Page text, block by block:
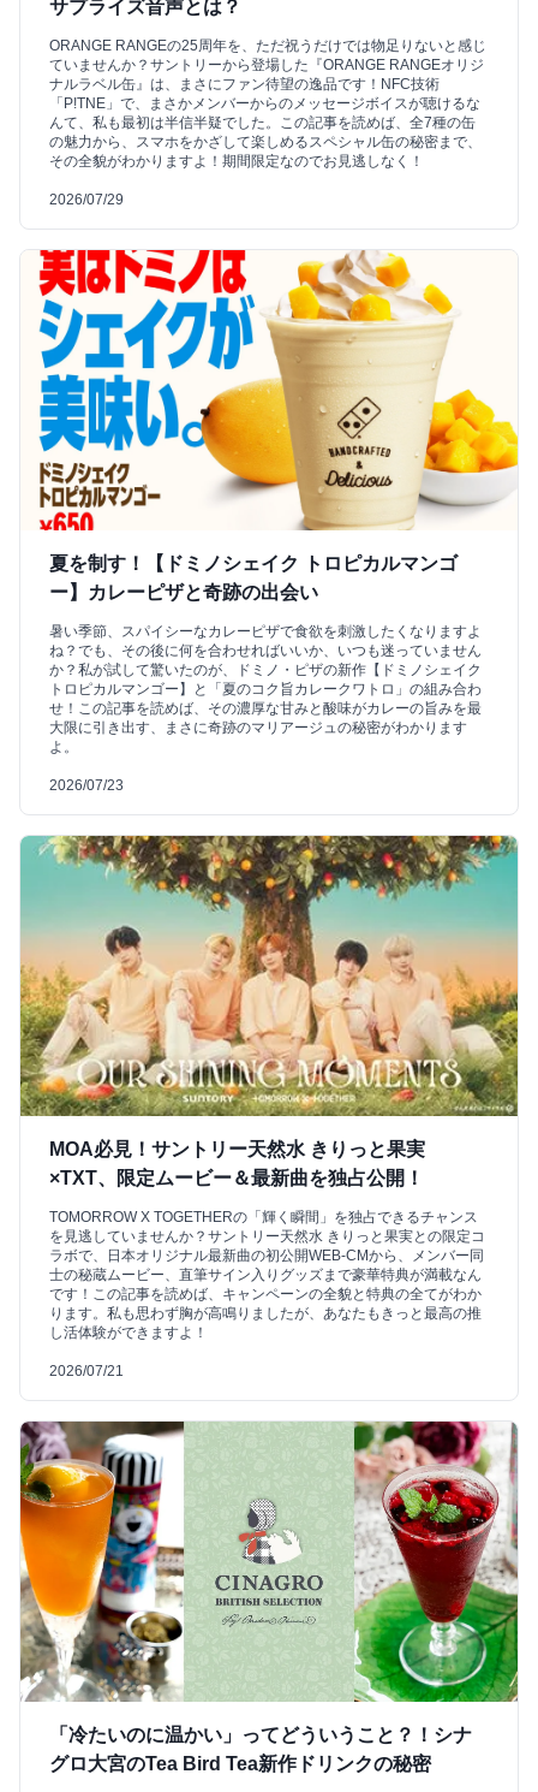
サプライズ音声とは？
ORANGE RANGEの25周年を、ただ祝うだけでは物足りないと感じ
ていませんか？サントリーから登場した『ORANGE RANGEオリジ
ナルラベル缶』は、まさにファン待望の逸品です！NFC技術
「P!TNE」で、まさかメンバーからのメッセージボイスが聴けるな
んて、私も最初は半信半疑でした。この記事を読めば、全7種の缶
の魅力から、スマホをかざして楽しめるスペシャル缶の秘密まで、
その全貌がわかりますよ！期間限定なのでお見逃しなく！
2026/07/29
夏を制す！【ドミノシェイク トロピカルマンゴ
ー】カレーピザと奇跡の出会い
暑い季節、スパイシーなカレーピザで食欲を刺激したくなりますよ
ね？でも、その後に何を合わせればいいか、いつも迷っていません
か？私が試して驚いたのが、ドミノ・ピザの新作【ドミノシェイク
トロピカルマンゴー】と「夏のコク旨カレークワトロ」の組み合わ
せ！この記事を読めば、その濃厚な甘みと酸味がカレーの旨みを最
大限に引き出す、まさに奇跡のマリアージュの秘密がわかります
よ。
2026/07/23
MOA必見！サントリー天然水 きりっと果実
×TXT、限定ムービー＆最新曲を独占公開！
TOMORROW X TOGETHERの「輝く瞬間」を独占できるチャンス
を見逃していませんか？サントリー天然水 きりっと果実との限定コ
ラボで、日本オリジナル最新曲の初公開WEB-CMから、メンバー同
士の秘蔵ムービー、直筆サイン入りグッズまで豪華特典が満載なん
です！この記事を読めば、キャンペーンの全貌と特典の全てがわか
ります。私も思わず胸が高鳴りましたが、あなたもきっと最高の推
し活体験ができますよ！
2026/07/21
「冷たいのに温かい」ってどういうこと？！シナ
グロ大宮のTea Bird Tea新作ドリンクの秘密